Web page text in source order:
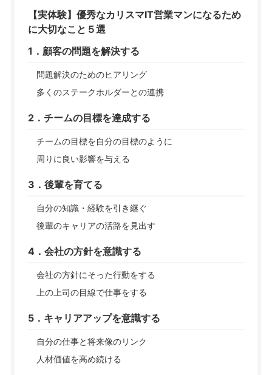
【実体験】優秀なカリスマIT営業マンになるため
に大切なこと５選
1．顧客の問題を解決する
問題解決のためのヒアリング
多くのステークホルダーとの連携
2．チームの目標を達成する
チームの目標を自分の目標のように
周りに良い影響を与える
3．後輩を育てる
自分の知識・経験を引き継ぐ
後輩のキャリアの活路を見出す
4．会社の方針を意識する
会社の方針にそった行動をする
上の上司の目線で仕事をする
5．キャリアアップを意識する
自分の仕事と将来像のリンク
人材価値を高め続ける